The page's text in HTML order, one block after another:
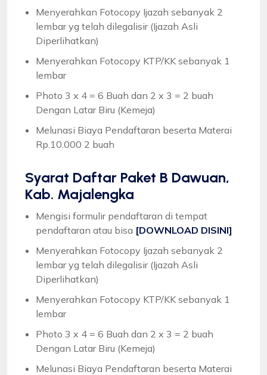
Menyerahkan Fotocopy Ijazah sebanyak 2
lembar yg telah dilegalisir (Ijazah Asli
Diperlihatkan)
Menyerahkan Fotocopy KTP/KK sebanyak 1
lembar
Photo 3 x 4 = 6 Buah dan 2 x 3 = 2 buah
Dengan Latar Biru (Kemeja)
Melunasi Biaya Pendaftaran beserta Materai
Rp.10.000 2 buah
Syarat Daftar Paket B Dawuan,
Kab. Majalengka
Mengisi formulir pendaftaran di tempat
pendaftaran atau bisa [DOWNLOAD DISINI]
Menyerahkan Fotocopy Ijazah sebanyak 2
lembar yg telah dilegalisir (Ijazah Asli
Diperlihatkan)
Menyerahkan Fotocopy KTP/KK sebanyak 1
lembar
Photo 3 x 4 = 6 Buah dan 2 x 3 = 2 buah
Dengan Latar Biru (Kemeja)
Melunasi Biaya Pendaftaran beserta Materai